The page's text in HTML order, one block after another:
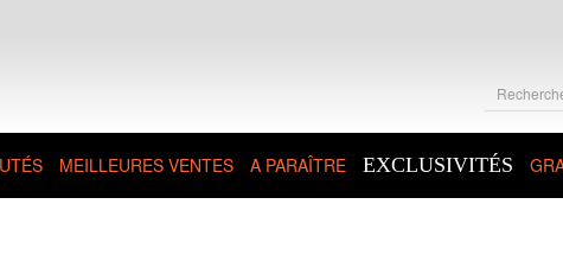
MEILLEURES VENTES A PARAÎTRE EXCLUSIVITÉS